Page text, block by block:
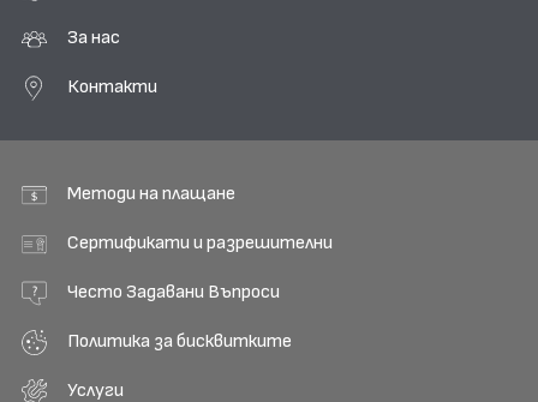
За нас
Контакти
Методи на плащане
Сертификати и разрешителни
Често Задавани Въпроси
Политика за бисквитките
Услуги